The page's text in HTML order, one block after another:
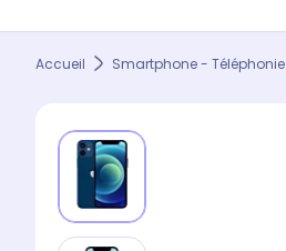
Accueil Smartphone - Téléphonie